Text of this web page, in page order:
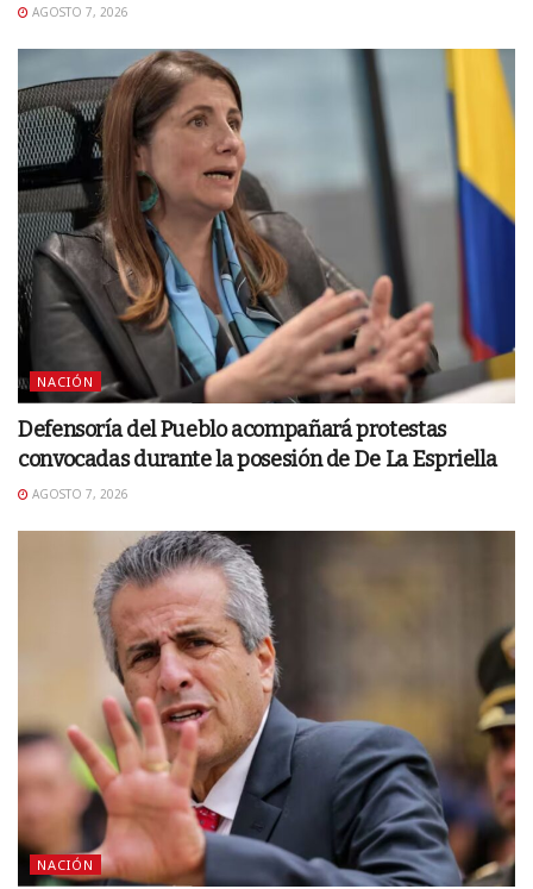
AGOSTO 7, 2026
NACIÓN
Defensoría del Pueblo acompañará protestas
convocadas durante la posesión de De La Espriella
AGOSTO 7, 2026
NACIÓN